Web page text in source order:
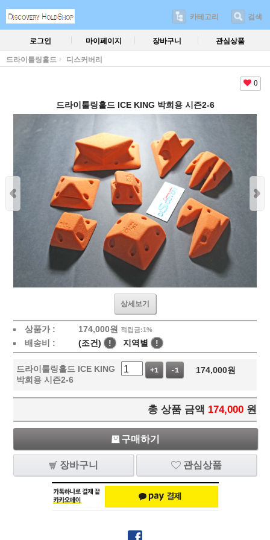
카테고리 검색
로그인 마이페이지 장바구니 관심상품
드라이툴링홀드 디스커버리
0
드라이툴링홀드 ICE KING 박희용 시즌2-6
상세보기
상품가 : 174,000원 적립금:1%
배송비 : (조건) ! 지역별 !
드라이툴링홀드 ICE KING
박희용 시즌2-6
+1 -1 174,000원
총 상품 금액 174,000 원
구매하기
장바구니 관심상품